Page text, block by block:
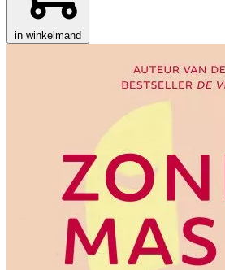
in winkelmand